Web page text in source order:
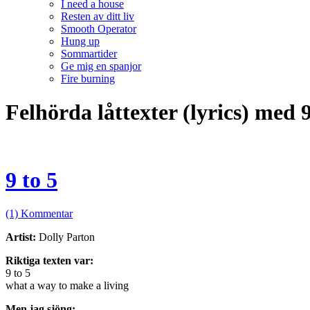
I need a house
Resten av ditt liv
Smooth Operator
Hung up
Sommartider
Ge mig en spanjor
Fire burning
Felhörda låttexter (lyrics) med
9 to 5
(1) Kommentar
Artist: Dolly Parton
Riktiga texten var:
9 to 5
what a way to make a living